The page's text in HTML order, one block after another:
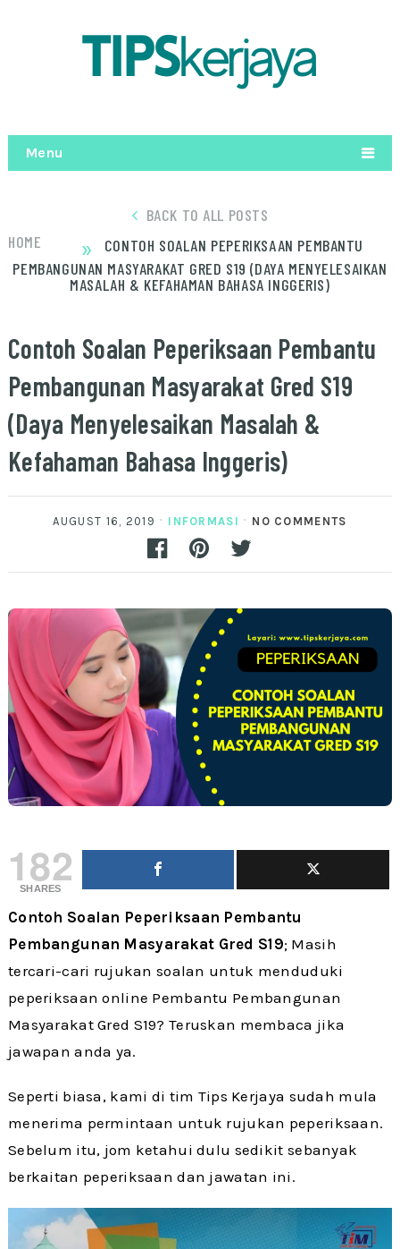
Menu
BACK TO ALL POSTS
HOME
»
CONTOH SOALAN PEPERIKSAAN PEMBANTU
PEMBANGUNAN MASYARAKAT GRED S19 (DAYA MENYELESAIKAN
MASALAH & KEFAHAMAN BAHASA INGGERIS)
Contoh Soalan Peperiksaan Pembantu
Pembangunan Masyarakat Gred S19
(Daya Menyelesaikan Masalah &
Kefahaman Bahasa Inggeris)
AUGUST 16, 2019 INFORMASI NO COMMENTS
182
SHARES
Contoh Soalan Peperiksaan Pembantu
Pembangunan Masyarakat Gred S19; Masih
tercari-cari rujukan soalan untuk menduduki
peperiksaan online Pembantu Pembangunan
Masyarakat Gred S19? Teruskan membaca jika
jawapan anda ya.
Seperti biasa, kami di tim Tips Kerjaya sudah mula
menerima permintaan untuk rujukan peperiksaan.
Sebelum itu, jom ketahui dulu sedikit sebanyak
berkaitan peperiksaan dan jawatan ini.